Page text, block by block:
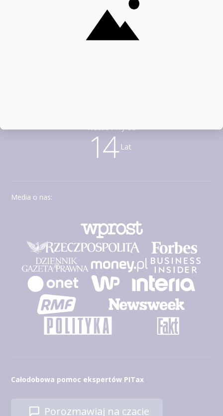
Media o nas:
Całodobowa pomoc ekspertów PITax
Porozmawiaj na czacie